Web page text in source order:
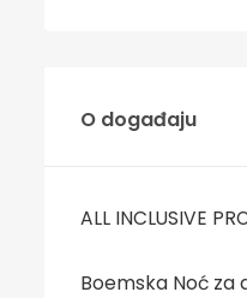
O događaju
ALL INCLUSIVE
Boemska Noć